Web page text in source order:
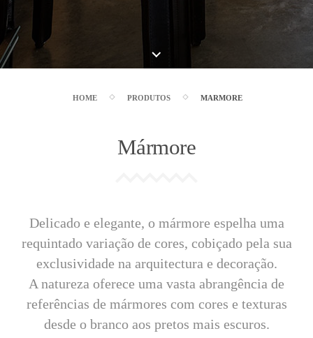
HOME PRODUTOS MARMORE
Mármore
Delicado e elegante, o mármore espelha uma
requintado variação de cores, cobiçado pela sua
exclusividade na arquitectura e decoração.
A natureza oferece uma vasta abrangência de
referências de mármores com cores e texturas
desde o branco aos pretos mais escuros.